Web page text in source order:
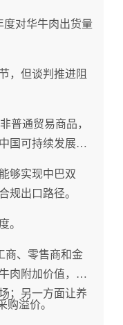
度对华牛肉出货量
，但谈判推进阻
普通贸易商品，
国可持续发展战
够实现中巴双
规出口路径。
。
商、零售商和金
肉附加价值，对
；另一方面让养
购溢价。